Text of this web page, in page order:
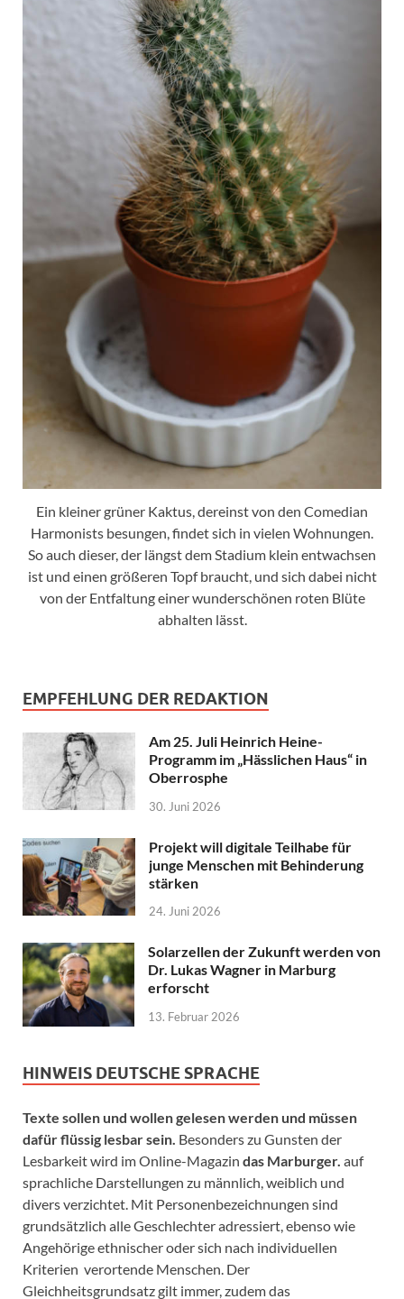
Ein kleiner grüner Kaktus, dereinst von den Comedian
Harmonists besungen, findet sich in vielen Wohnungen.
So auch dieser, der längst dem Stadium klein entwachsen
ist und einen größeren Topf braucht, und sich dabei nicht
von der Entfaltung einer wunderschönen roten Blüte
abhalten lässt.
EMPFEHLUNG DER REDAKTION
Am 25. Juli Heinrich Heine-
Programm im „Hässlichen Haus“ in
Oberrosphe
30. Juni 2026
Projekt will digitale Teilhabe für
junge Menschen mit Behinderung
stärken
24. Juni 2026
Solarzellen der Zukunft werden von
Dr. Lukas Wagner in Marburg
erforscht
13. Februar 2026
HINWEIS DEUTSCHE SPRACHE
Texte sollen und wollen gelesen werden und müssen
dafür flüssig lesbar sein. Besonders zu Gunsten der
Lesbarkeit wird im Online-Magazin das Marburger. auf
sprachliche Darstellungen zu männlich, weiblich und
divers verzichtet. Mit Personenbezeichnungen sind
grundsätzlich alle Geschlechter adressiert, ebenso wie
Angehörige ethnischer oder sich nach individuellen
Kriterien verortende Menschen. Der
Gleichheitsgrundsatz gilt immer, zudem das